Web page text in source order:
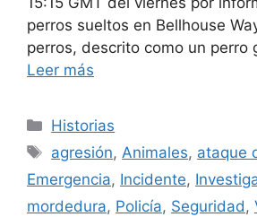
perros sueltos en Bellhouse
perros, descrito como un perro
Leer más
Categorías
Historias
Etiquetas
agresión, Animales, ataque
Emergencia, Incidente,
mordedura, Policía, Seguridad ,